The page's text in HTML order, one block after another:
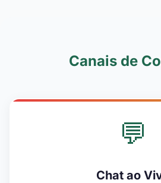
Canais de
💬
Chat ao